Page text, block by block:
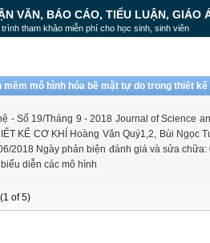
VĂN, BÁO CÁO, TIỂU LUẬN, GIÁO
tham khảo miễn phí cho học sinh, sinh viên
mô hình hóa bề mặt tự do trong thiết
- Số 19/Tháng 9 - 2018 Journal of Science
KẾ CƠ KHÍ Hoàng Văn Quý1,2, Bùi
2018 Ngày phản biện đánh giá và sửa
diễn các mô hình